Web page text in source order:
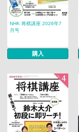
NHK 将棋講座 2026年7
月号
購入